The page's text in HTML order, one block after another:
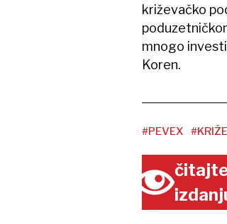
križevačko
mnogo
Koren.
#PEVEX